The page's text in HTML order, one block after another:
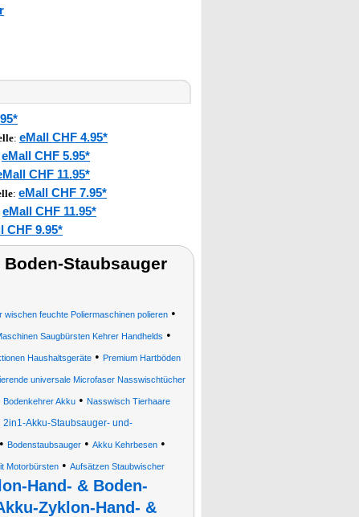
: eMall CHF 4.95*
eMall CHF 5.95*
CHF 11.95*
: eMall CHF 7.95*
eMall CHF 11.95*
CHF 9.95*
Staubsauger
feuchte Poliermaschinen polieren•
Saugbürsten Kehrer Handhelds •
Haushaltsgeräte • Premium Hartböden
universale Microfaser Nasswischtücher
Bodenkehrer Akku • Nasswisch Tierhaare
2in1-Akku-Staubsauger- und-
Bodenstaubsauger• Akku Kehrbesen•
Motorbürsten• Aufsätzen Staubwischer
Hand- & Boden-
Zyklon-Hand- &